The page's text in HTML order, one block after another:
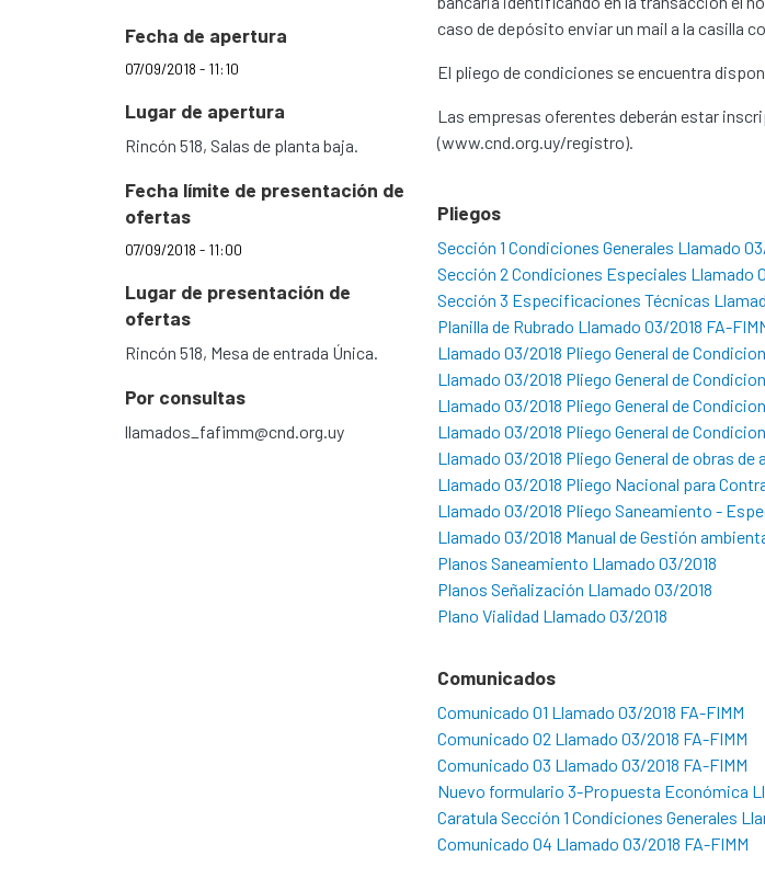
Fecha de apertura
07/09/2018 - 11:10
Lugar de apertura
Rincón 518, Salas de planta baja.
Fecha límite de presentación de
ofertas
07/09/2018 - 11:00
Lugar de presentación de
ofertas
Rincón 518, Mesa de entrada Única.
Por consultas
llamados_fafimm@cnd.org.uy
caso de depósito enviar un mail a la casilla
El pliego de condiciones se encuentra
Las empresas oferentes deberán estar
(www.cnd.org.uy/registro).
Pliegos
Sección 1 Condiciones Generales Llamado
Sección 2 Condiciones Especiales Llamado
Sección 3 Especificaciones Técnicas
Planilla de Rubrado Llamado 03/2018 FA-
Llamado 03/2018 Pliego General de
Llamado 03/2018 Pliego General de
Llamado 03/2018 Pliego General de
Llamado 03/2018 Pliego General de
Llamado 03/2018 Pliego General de obras de
Llamado 03/2018 Pliego Nacional para
Llamado 03/2018 Pliego Saneamiento -
Llamado 03/2018 Manual de Gestión
Planos Saneamiento Llamado 03/2018
Planos Señalización Llamado 03/2018
Plano Vialidad Llamado 03/2018
Comunicados
Comunicado 01 Llamado 03/2018 FA-FIMM
Comunicado 02 Llamado 03/2018 FA-FIMM
Comunicado 03 Llamado 03/2018 FA-FIMM
Nuevo formulario 3-Propuesta Económica
Caratula Sección 1 Condiciones Generales
Comunicado 04 Llamado 03/2018 FA-FIMM